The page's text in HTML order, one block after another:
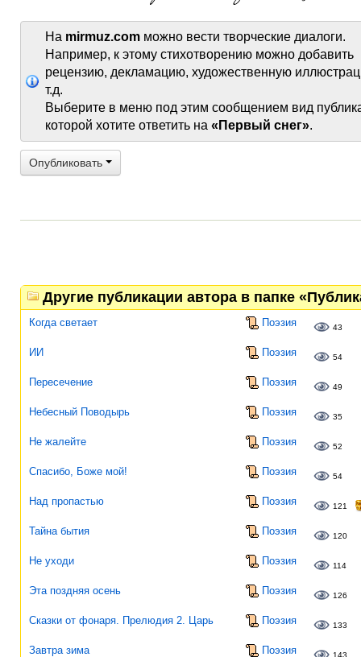
На mirmuz.com можно вести творческие диалоги.
Например, к этому стихотворению можно добавить
рецензию, декламацию, художественную
т.д.
Выберите в меню под этим сообщением вид
которой хотите ответить на «Первый снег».
Опубликовать
Другие публикации автора в папке
Когда светает Поэзия 43
ИИ Поэзия 54
Пересечение Поэзия 49
Небесный Поводырь Поэзия 35
Не жалейте Поэзия 52
Спасибо, Боже мой! Поэзия 54
Над пропастью Поэзия 121
Тайна бытия Поэзия 120
Не уходи Поэзия 114
Эта поздняя осень Поэзия 126
Сказки от фонаря. Прелюдия 2. Царь Поэзия 133
Завтра зима Поэзия 143